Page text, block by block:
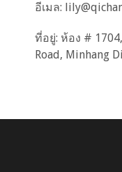
อีเมล:
ที่อยู่: ห้อง #
Road, Minhang